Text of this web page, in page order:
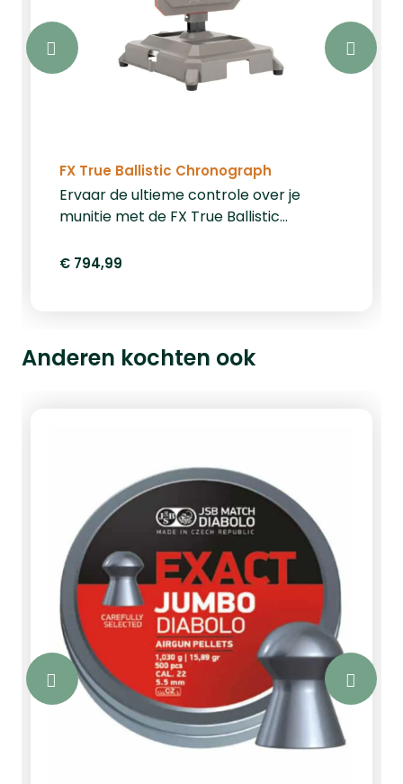
FX True Ballistic Chronograph
Ervaar de ultieme controle over je
munitie met de FX True Ballistic
precisieschutters. Of je nu een
chronograaf biedt je directe en
betrouwbare ballistische data na
ontworpen voor wie het uiterste uit zijn
wapensysteem wil halen. Meet
moeiteloos projectielsnelheden tussen
400 en 4000 FPS, perfect voor zowel
luchtbuksen als randvuur- en
centraalvuurgeweren. Dankzij het
draagbare ontwerp en de oplaadbare
lithiumbatterij is hij overal inzetbaar,
met urenlang gebruik zonder externe
voeding.Koppel de FX Chronograph
eenvoudig met je smartphone of tablet
via de gebruiksvriendelijke app voor live
statistieken, grafieken en
geavanceerde analyses. Of gebruik
€ 794,99
Anderen kochten ook